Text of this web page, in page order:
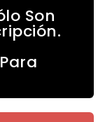
Son